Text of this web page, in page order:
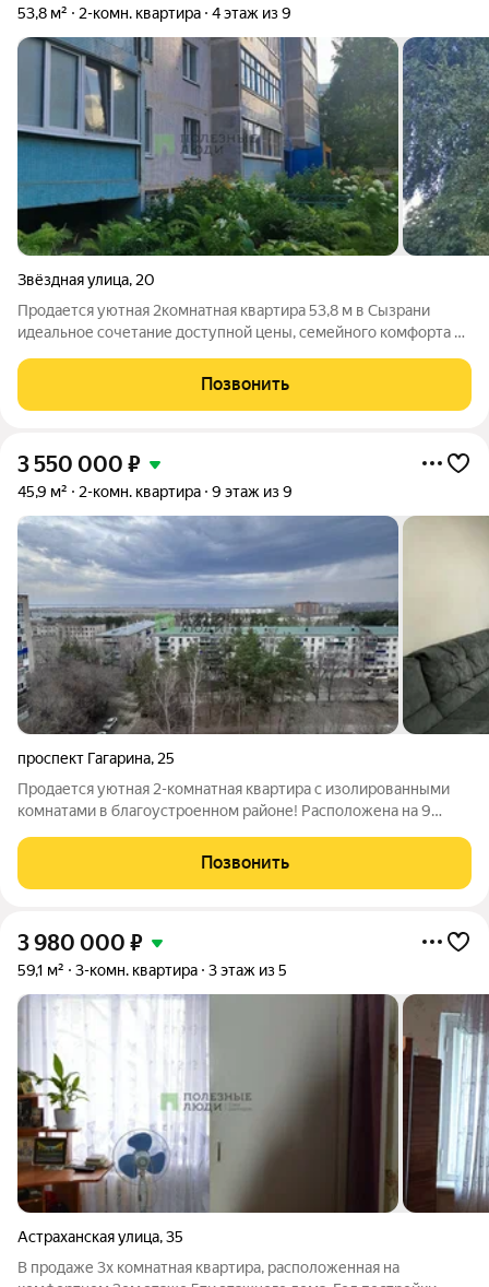
53,8 м² 2-комн. квартира 4 этаж из 9
Звёздная улица, 20
Продается уютная 2комнатная квартира 53,8 м в Сызрани
идеальное сочетание доступной цены, семейного комфорта и
теплый, светлый дом, где каждая деталь располагает к
спокойной, красивой жизни
Позвонить
3 550 000 ₽
45,9 м² 2-комн. квартира 9 этаж из 9
проспект Гагарина, 25
Продается уютная 2-комнатная квартира с изолированными
комнатами в благоустроенном районе! Расположена на 9
вид из окна. Общая площадь квартиры 45.6 квадратных
метров. Две просторные
Позвонить
3 980 000 ₽
59,1 м² 3-комн. квартира 3 этаж из 5
Астраханская улица,35
В продаже 3х комнатная квартира, расположенная на